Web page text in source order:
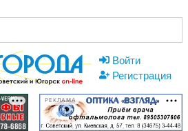
Войти
Регистрация
РЕКЛАМА